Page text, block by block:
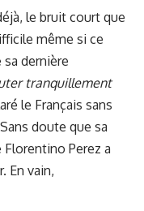
le bruit court que
même si ce
dernière
tranquillement
le Français sans
doute que sa
Perez a
En vain,